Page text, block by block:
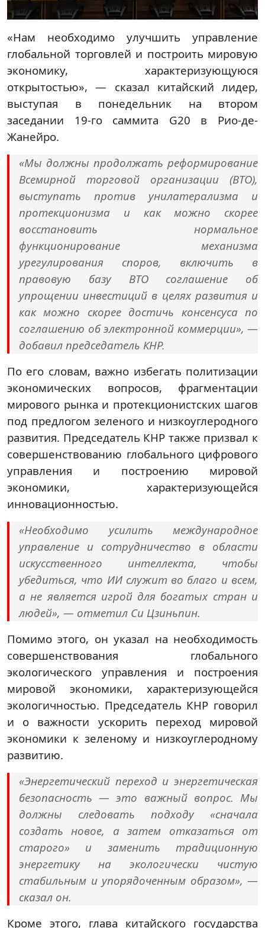
«Нам необходимо улучшить управление
глобальной торговлей и построить мировую
экономику, характеризующуюся
открытостью», — сказал китайский лидер,
выступая в понедельник на втором
заседании 19-го саммита G20 в Рио-де-
Жанейро.
«Мы должны продолжать реформирование
Всемирной торговой организации (ВТО),
выступать против унилатерализма и
протекционизма и как можно скорее
восстановить нормальное
функционирование механизма
урегулирования споров, включить в
правовую базу ВТО соглашение об
упрощении инвестиций в целях развития и
как можно скорее достичь консенсуса по
соглашению об электронной коммерции», —
добавил председатель КНР.
По его словам, важно избегать политизации
экономических вопросов, фрагментации
мирового рынка и протекционистских шагов
под предлогом зеленого и низкоуглеродного
развития. Председатель КНР также призвал к
совершенствованию глобального цифрового
управления и построению мировой
экономики, характеризующейся
инновационностью.
«Необходимо усилить международное
управление и сотрудничество в области
искусственного интеллекта, чтобы
убедиться, что ИИ служит во благо и всем,
а не является игрой для богатых стран и
людей», — отметил Си Цзиньпин.
Помимо этого, он указал на необходимость
совершенствования глобального
экологического управления и построения
мировой экономики, характеризующейся
экологичностью. Председатель КНР говорил
и о важности ускорить переход мировой
экономики к зеленому и низкоуглеродному
развитию.
«Энергетический переход и энергетическая
безопасность — это важный вопрос. Мы
должны следовать подходу «сначала
создать новое, а затем отказаться от
старого» и заменить традиционную
энергетику на экологически чистую
стабильным и упорядоченным образом», —
сказал он.
Кроме этого, глава китайского государства